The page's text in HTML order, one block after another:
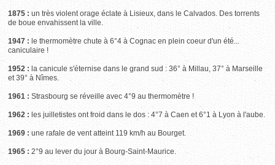
1875 : un très violent orage éclate à Lisieux, dans le Calvados. Des torrents
de boue envahissent la ville.
1947 : le thermomètre chute à 6°4 à Cognac en plein coeur d'un été...
caniculaire !
1952 : la canicule s'éternise dans le grand sud : 36° à Millau, 37° à Marseille
et 39° à Nîmes.
1961 : Strasbourg se réveille avec 4°9 au thermomètre !
1962 : les juilletistes ont froid dans le dos : 4°7 à Caen et 6°1 à Lyon à l'aube.
1969 : une rafale de vent atteint 119 km/h au Bourget.
1965 : 2°9 au lever du jour à Bourg-Saint-Maurice.